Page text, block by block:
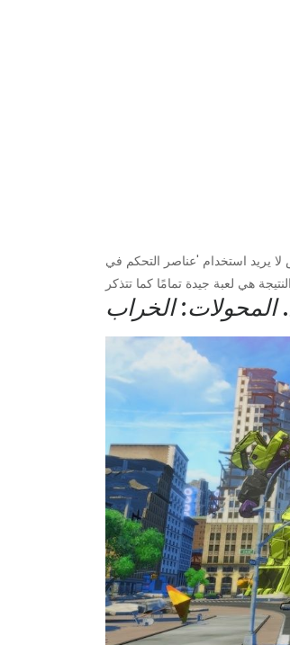
يريد استخدام 'عناصر التحكم في
المحولات: الخراب